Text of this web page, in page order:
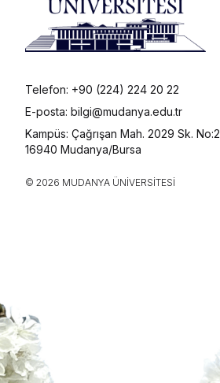
Telefon: +90 (224) 224 20 22
E-posta: bilgi@mudanya.edu.tr
Kampüs: Çağrışan Mah. 2029 Sk. No:2
16940 Mudanya/Bursa
© 2026 MUDANYA ÜNIVERSITESI